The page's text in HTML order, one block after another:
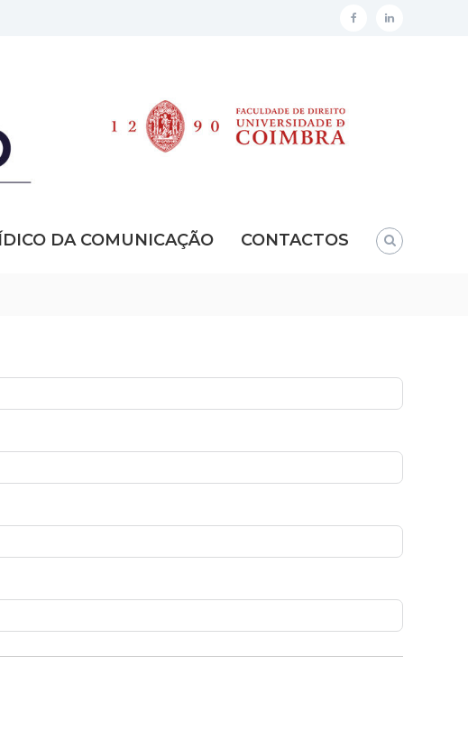
facebooklinkedin
DA COMUNICAÇÃO CONTACTOS